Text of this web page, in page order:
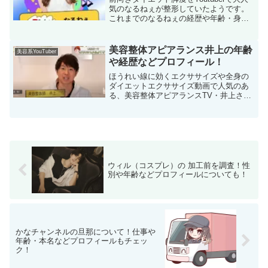
気のなるねぇが整形していたようです。
これまでのなるねぇの経歴や年齢・身長
ります。
美容系YouTuber
美容整体アピアランス井上の年齢
や経歴などプロフィール！
ほうれい線に効くエクササイズや全身の
ダイエットエクササイズ動画で人気のあ
る、美容整体アピアランスTV・井上さん
ウィル（コスプレ）の 加工前を調査！性
別や年齢などプロフィールについても！
かなチャンネルの旦那について！仕事や
年齢・本名などプロフィールもチェッ
ク！